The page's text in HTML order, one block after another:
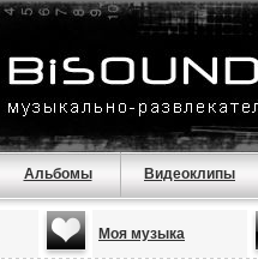
Альбомы Видеоклипы
Моя музыка